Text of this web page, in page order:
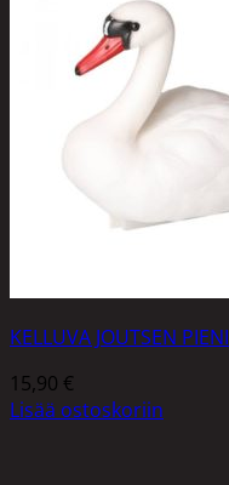
KELLUVA JOUTSEN PIENI
15,90 €
Lisää ostoskoriin